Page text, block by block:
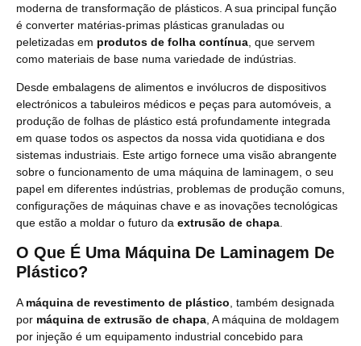
moderna de transformação de plásticos. A sua principal função
é converter matérias-primas plásticas granuladas ou
peletizadas em produtos de folha contínua , que servem
como materiais de base numa variedade de indústrias.
Desde embalagens de alimentos e invólucros de dispositivos
electrónicos a tabuleiros médicos e peças para automóveis, a
produção de folhas de plástico está profundamente integrada
em quase todos os aspectos da nossa vida quotidiana e dos
sistemas industriais. Este artigo fornece uma visão abrangente
sobre o funcionamento de uma máquina de laminagem, o seu
papel em diferentes indústrias, problemas de produção comuns,
configurações de máquinas chave e as inovações tecnológicas
que estão a moldar o futuro da extrusão de chapa
O Que É Uma Máquina De Laminagem De
Plástico?
Amáquina de revestimento de plástico, também designada
por máquina de extrusão de chapa, A máquina de moldagem
por injeção é um equipamento industrial concebido para